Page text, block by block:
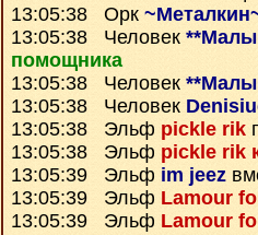
13:05:38 Орк
13:05:38 Человек
помощника
13:05:38 Человек
13:05:38 Человек
13:05:38 Эльф pickle rik
13:05:38 Эльф pickle rik
13:05:39 Эльф im jeez
13:05:39 Эльф Lamour
13:05:39 Эльф Lamour